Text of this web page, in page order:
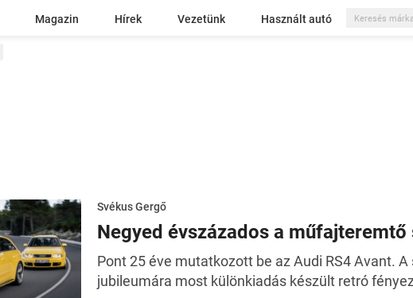
Magazin Hírek Vezetünk Használt autó
Svékus Gergő
Negyed évszázados a
Pont 25 éve mutatkozott be az Audi RS4 Avant.
jubileumára most különkiadás készült retró